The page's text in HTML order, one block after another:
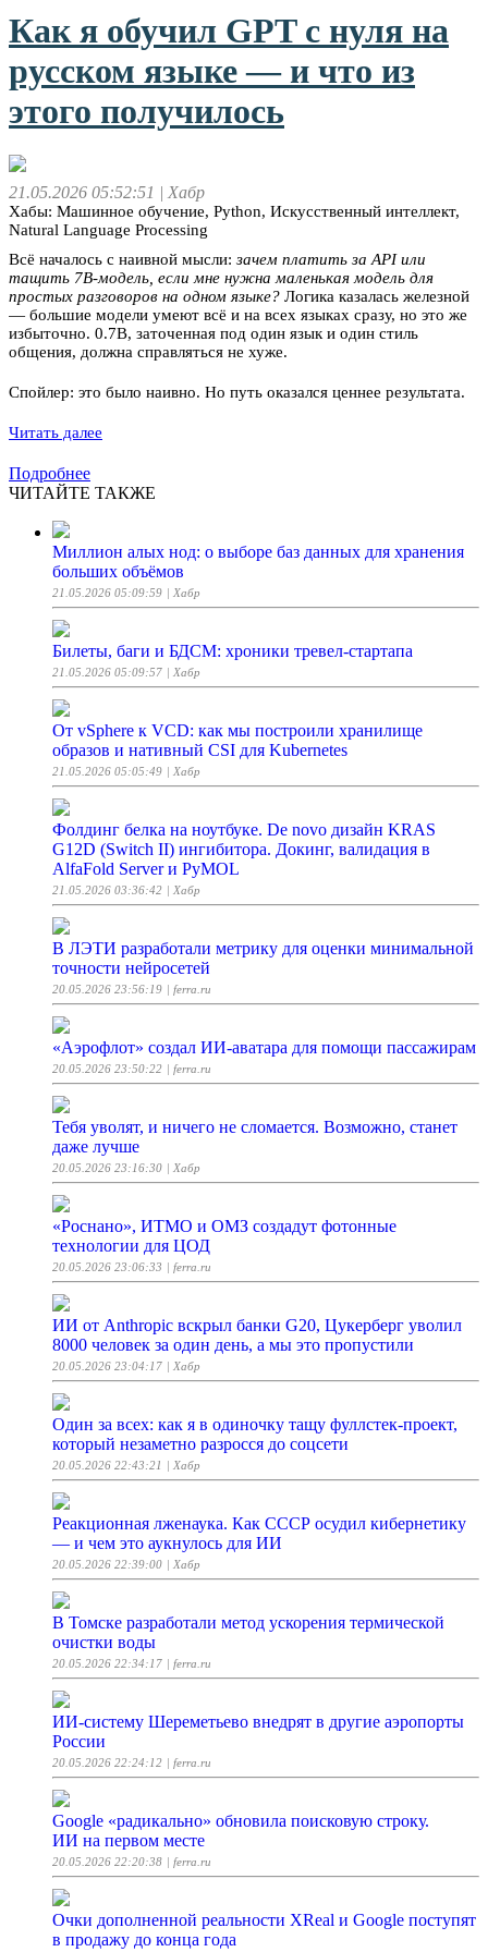
Как я обучил GPT с нуля на
русском языке — и что из
этого получилось
21.05.2026 05:52:51 | Хабр
Хабы: Машинное обучение, Python, Искусственный интеллект,
Natural Language Processing
Всё началось с наивной мысли: зачем платить за API или
тащить 7B-модель, если мне нужна маленькая модель для
простых разговоров на одном языке? Логика казалась железной
— большие модели умеют всё и на всех языках сразу, но это же
избыточно. 0.7B, заточенная под один язык и один стиль
общения, должна справляться не хуже.
Спойлер: это было наивно. Но путь оказался ценнее результата.
Читать далее
Подробнее
ЧИТАЙТЕ ТАКЖЕ
Миллион алых нод: о выборе баз данных для хранения
больших объёмов
21.05.2026 05:09:59 | Хабр
Билеты, баги и БДСМ: хроники тревел-стартапа
21.05.2026 05:09:57 | Хабр
От vSphere к VCD: как мы построили хранилище
образов и нативный CSI для Kubernetes
21.05.2026 05:05:49 | Хабр
Фолдинг белка на ноутбуке. De novo дизайн KRAS
G12D (Switch II) ингибитора. Докинг, валидация в
AlfaFold Server и PyMOL
21.05.2026 03:36:42 | Хабр
В ЛЭТИ разработали метрику для оценки минимальной
точности нейросетей
20.05.2026 23:56:19 | ferra.ru
«Аэрофлот» создал ИИ-аватара для помощи пассажирам
20.05.2026 23:50:22 | ferra.ru
Тебя уволят, и ничего не сломается. Возможно, станет
даже лучше
20.05.2026 23:16:30 | Хабр
«Роснано», ИТМО и ОМЗ создадут фотонные
технологии для ЦОД
20.05.2026 23:06:33 | ferra.ru
ИИ от Anthropic вскрыл банки G20, Цукерберг уволил
8000 человек за один день, а мы это пропустили
20.05.2026 23:04:17 | Хабр
Один за всех: как я в одиночку тащу фуллстек-проект,
который незаметно разросся до соцсети
20.05.2026 22:43:21 | Хабр
Реакционная лженаука. Как СССР осудил кибернетику
— и чем это аукнулось для ИИ
20.05.2026 22:39:00 | Хабр
В Томске разработали метод ускорения термической
очистки воды
20.05.2026 22:34:17 | ferra.ru
ИИ-систему Шереметьево внедрят в другие аэропорты
России
20.05.2026 22:24:12 | ferra.ru
Google «радикально» обновила поисковую строку.
ИИ на первом месте
20.05.2026 22:20:38 | ferra.ru
Очки дополненной реальности XReal и Google поступят
в продажу до конца года